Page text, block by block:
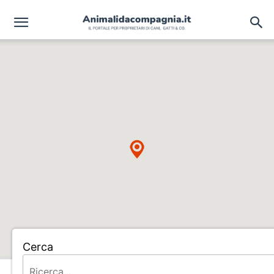
Cerca
Home ALLEVAMENTO